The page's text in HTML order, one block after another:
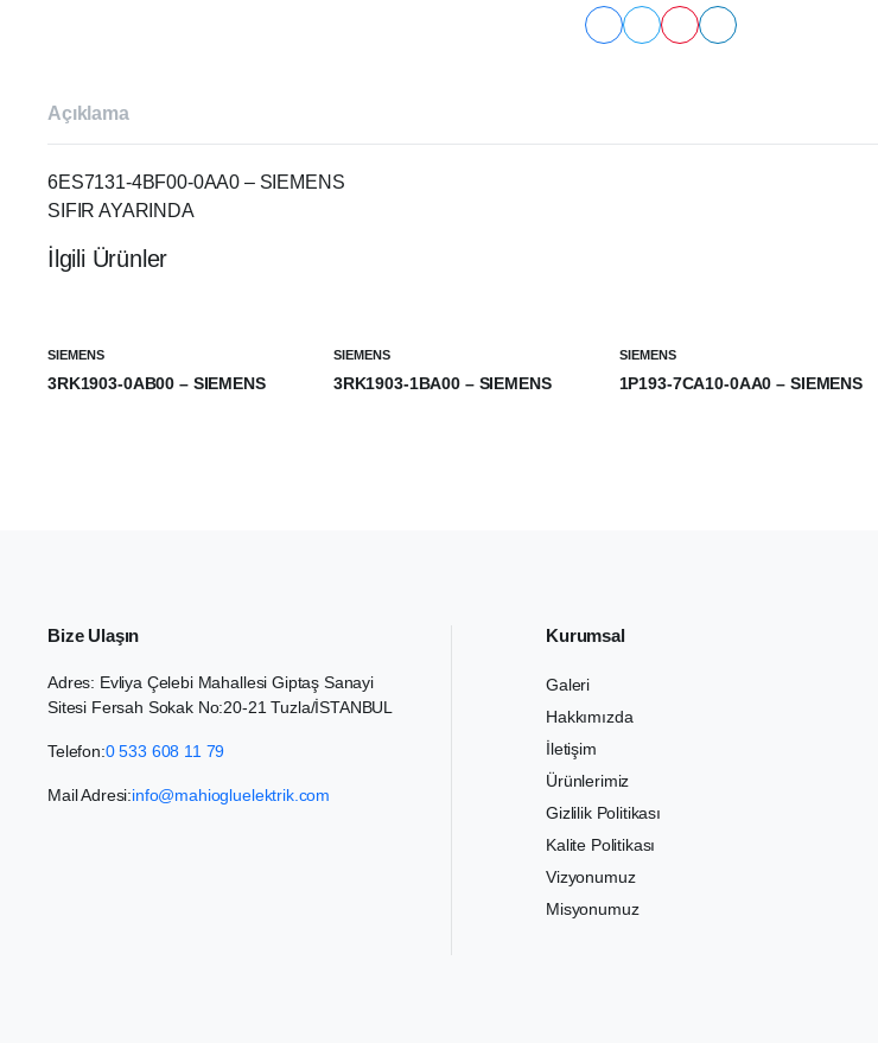
Açıklama
6ES7131-4BF00-0AA0 – SIEMENS
SIFIR AYARINDA
İlgili Ürünler
SIEMENS
3RK1903-0AB00 – SIEMENS
SIEMENS
3RK1903-1BA00 – SIEMENS
SIEMENS
1P193-7CA10-0AA0 – SIEMENS
Bize Ulaşın
Adres: Evliya Çelebi Mahallesi Giptaş Sanayi
Sitesi Fersah Sokak No:20-21 Tuzla/İSTANBUL
Telefon:0 533 608 11 79
Mail Adresi:info@mahiogluelektrik.com
Kurumsal
Galeri
Hakkımızda
İletişim
Ürünlerimiz
Gizlilik Politikası
Kalite Politikası
Vizyonumuz
Misyonumuz